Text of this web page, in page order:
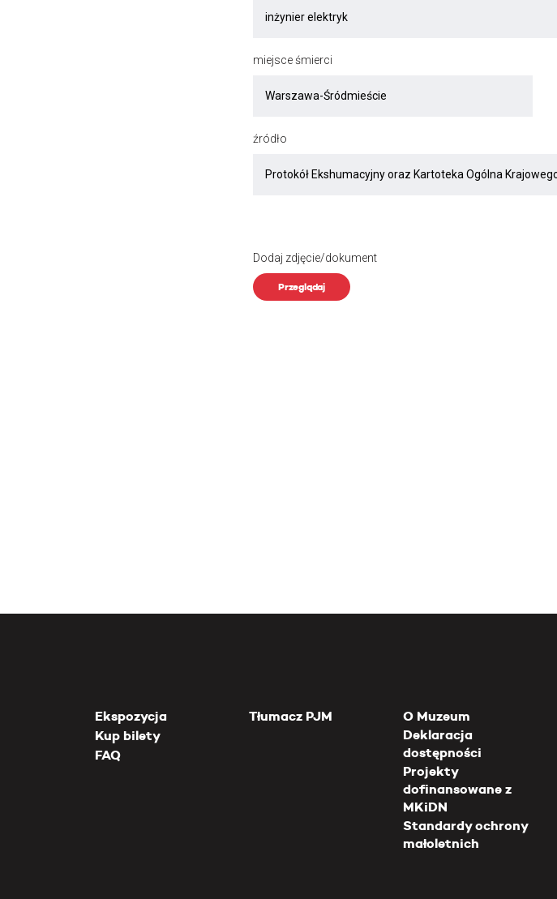
miejsce śmierci
źródło
Dodaj zdjęcie/dokument
Przeglądaj
Ekspozycja
Kup bilety
FAQ
Tłumacz PJM
O Muzeum
Deklaracja
dostępności
Projekty
dofinansowane z
MKiDN
Standardy ochrony
małoletnich